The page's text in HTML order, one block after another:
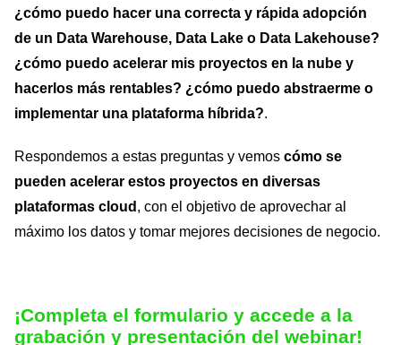
¿cómo puedo hacer una correcta y rápida adopción
de un Data Warehouse, Data Lake o Data Lakehouse?
¿cómo puedo acelerar mis proyectos en la nube y
hacerlos más rentables? ¿cómo puedo abstraerme o
implementar una plataforma híbrida?.
Respondemos a estas preguntas y vemos cómo se
pueden acelerar estos proyectos en diversas
plataformas cloud , con el objetivo de aprovechar al
máximo los datos y tomar mejores decisiones de negocio.
¡Completa el formulario y accede a la
grabación y presentación del webinar!